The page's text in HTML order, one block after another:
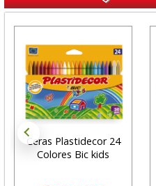
Ceras Plastidecor 24
Colores Bic kids